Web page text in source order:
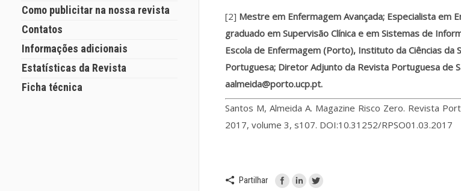
Como publicitar na nossa revista
Contatos
Informações adicionais
Estatísticas da Revista
Ficha técnica
[2] Mestre em Enfermagem Avançada; Especialista em
graduado em Supervisão Clínica e em Sistemas de
Escola de Enfermagem (Porto), Instituto da Ciências da
Portuguesa; Diretor Adjunto da Revista Portuguesa de
aalmeida@porto.ucp.pt.
Santos M, Almeida A. Magazine Risco Zero. Revista
2017, volume 3, s107. DOI:10.31252/RPSO01.03.2017
Partilhar